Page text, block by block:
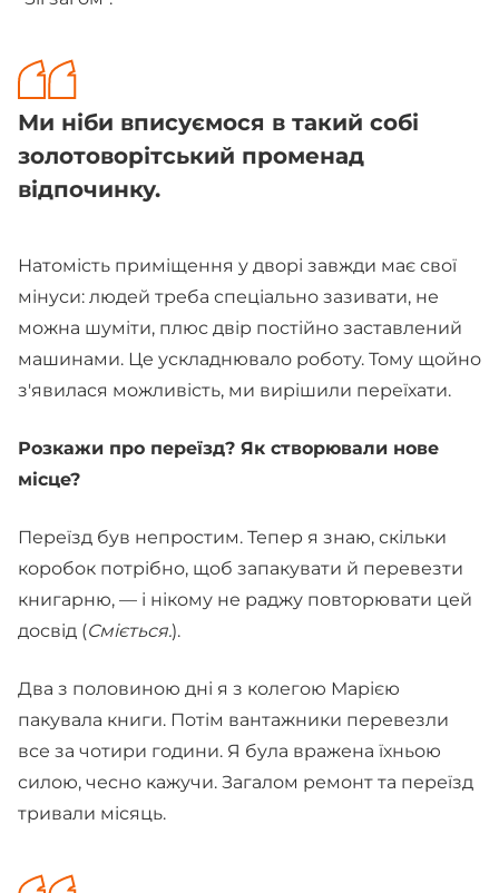
Ми ніби вписуємося в такий собі
золотоворітський променад
відпочинку.
Натомість приміщення у дворі завжди має свої
мінуси: людей треба спеціально зазивати, не
можна шуміти, плюс двір постійно заставлений
машинами. Це ускладнювало роботу. Тому щойно
з'явилася можливість, ми вирішили переїхати.
Розкажи про переїзд? Як створювали нове
місце?
Переїзд був непростим. Тепер я знаю, скільки
коробок потрібно, щоб запакувати й перевезти
книгарню, — і нікому не раджу повторювати цей
досвід (Сміється.).
Два з половиною дні я з колегою Марією
пакувала книги. Потім вантажники перевезли
все за чотири години. Я була вражена їхньою
силою, чесно кажучи. Загалом ремонт та переїзд
тривали місяць.